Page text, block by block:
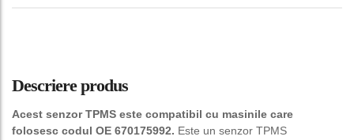
Descriere produs
Acest senzor TPMS este compatibil cu masinile care
folosesc codul OE 670175992. Este un senzor TPMS